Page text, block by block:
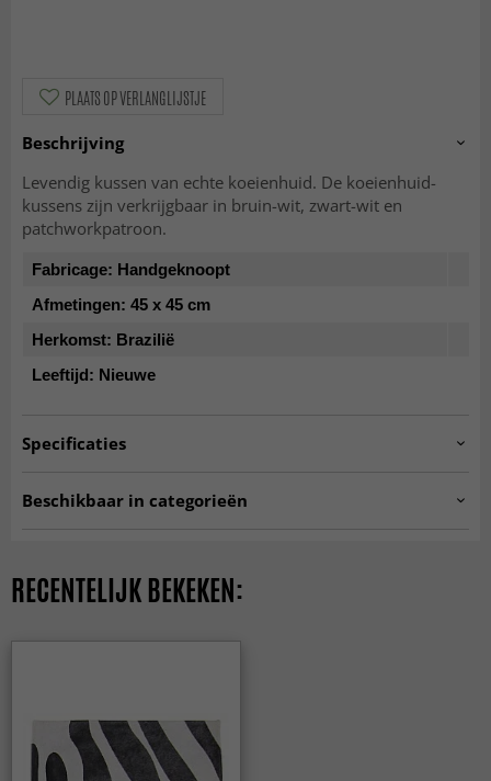
PLAATS OP VERLANGLIJSTJE
Beschrijving
Levendig kussen van echte koeienhuid. De koeienhuid-
kussens zijn verkrijgbaar in bruin-wit, zwart-wit en
patchworkpatroon.
Fabricage: Handgeknoopt
Afmetingen: 45 x 45 cm
Herkomst: Brazilië
Leeftijd: Nieuwe
Specificaties
Beschikbaar in categorieën
RECENTELIJK BEKEKEN: